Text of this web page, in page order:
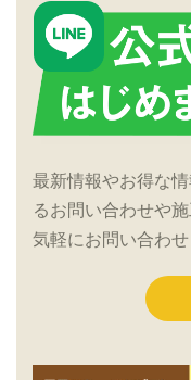
最新情報やお得な
るお問い合わせや
気軽にお問い合わせ